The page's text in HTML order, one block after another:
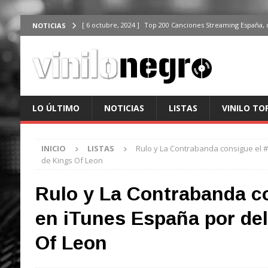
NOTICIAS [ 6 octubre, 2024 ] Top 200 Canciones Streaming
[ 3 octubre, 2024 ] Top 100 Artistas Españoles
[ 2 octubre, 2024 ] Top 100 Artistas Internacionales
ÚLTIMO
[ 6 octubre, 2024 ] Top 200 Canciones España, del 30 de
LO ÚLTIMO NOTICIAS LISTAS VINILO
INICIO LISTAS
Rulo y La Contrabanda consigue el
de Kings Of Leon
Rulo y La Contrabanda
en iTunes España por
Of Leon